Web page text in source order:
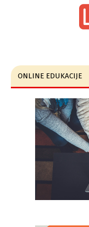
ONLINE EDUKACIJE